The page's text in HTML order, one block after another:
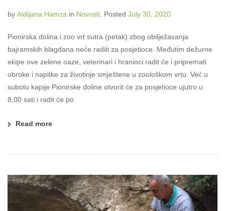
by Aldijana Hamza in Novosti Posted July 30, 2020
Pionirska dolina i zoo vrt sutra (petak) zbog obilježavanja
bajramskih blagdana neće raditi za posjetioce. Međutim dežurne
ekipe ove zelene oaze, veterinari i hranioci radit će i pripremati
obroke i napitke za životinje smještene u zoološkom vrtu. Već u
subotu kapije Pionirske doline otvorit će za posjetioce ujutro u
8,00 sati i radit će po
Read more